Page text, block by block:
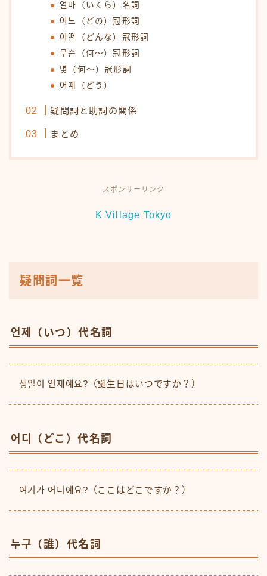
얼마（いくら）名詞
어느（どの）冠形詞
어떤（どんな）冠形詞
무슨（何〜）冠形詞
몇（何〜）冠形詞
어때（どう）
疑問詞と助詞の関係
まとめ
スポンサーリンク
K Village Tokyo
疑問詞一覧
언제（いつ）代名詞
생일이 언제예요?（誕生日はいつですか？）
어디（どこ）代名詞
여기가 어디예요?（ここはどこですか？）
누구（誰）代名詞